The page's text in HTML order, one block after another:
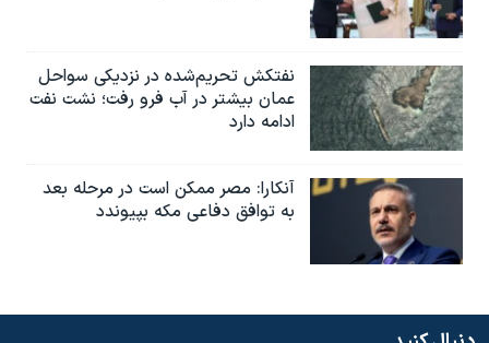
نفتکش تحریم‌شده در نزدیکی سواحل
عمان بیشتر در آب فرو رفت؛ نشت نفت
ادامه دارد
آنکارا: مصر ممکن است در مرحله بعد
به توافق دفاعی مکه بپیوندد